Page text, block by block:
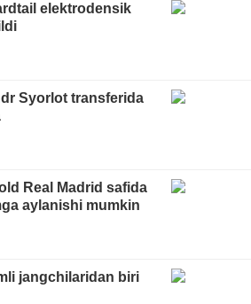
elektrodensik
Syorlot transferida
Real Madrid safida
aylanishi mumkin
jangchilaridan biri